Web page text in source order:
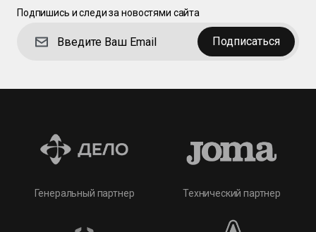
Подпишись и следи за новостями сайта
Подписаться
Генеральный партнер Технический партнер